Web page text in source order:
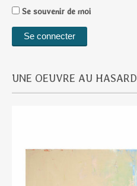
Se souvenir de moi
UNE OEUVRE AU HASARD